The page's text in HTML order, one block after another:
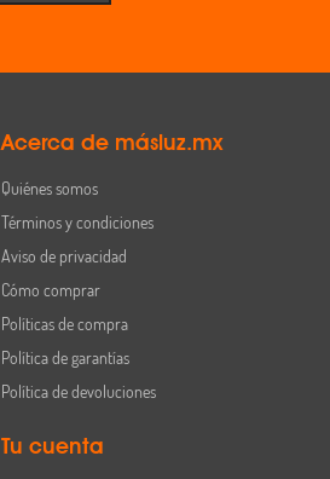
Acerca de másluz.mx
Quiénes somos
Términos y condiciones
Aviso de privacidad
Cómo comprar
Políticas de compra
Política de garantías
Política de devoluciones
Tu cuenta